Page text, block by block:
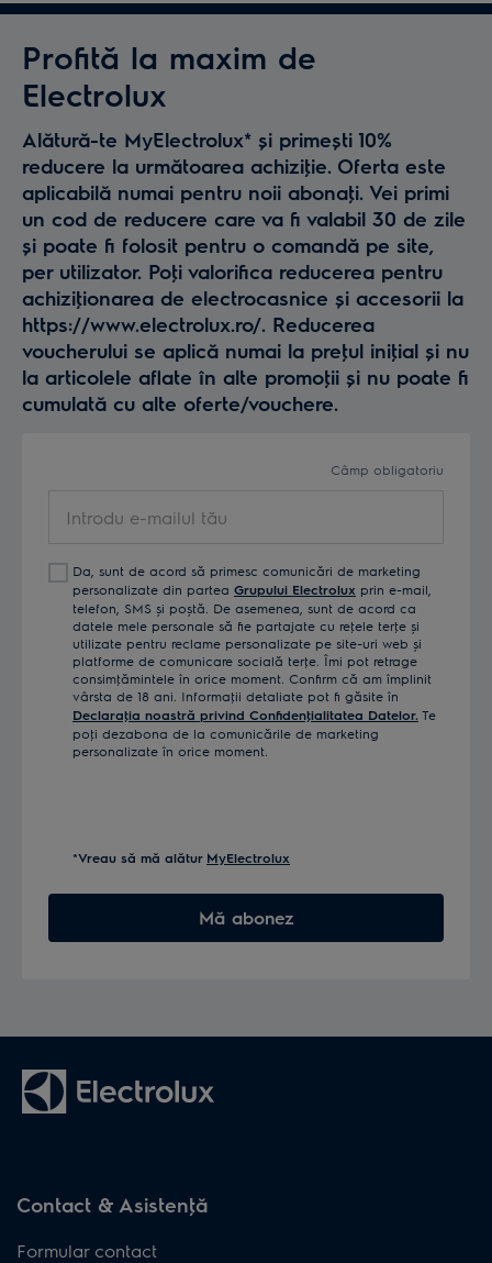
Profită la maxim de
Electrolux
Alătură-te MyElectrolux* și primești 10%
reducere la următoarea achiziţie. Oferta este
aplicabilă numai pentru noii abonaţi. Vei primi
un cod de reducere care va fi valabil 30 de zile
și poate fi folosit pentru o comandă pe site,
per utilizator. Poţi valorifica reducerea pentru
achiziţionarea de electrocasnice și accesorii la
https://www.electrolux.ro/. Reducerea
voucherului se aplică numai la preţul iniţial și nu
la articolele aflate în alte promoţii și nu poate fi
cumulată cu alte oferte/vouchere.
Câmp obligatoriu
tău Da, sunt de acord să primesc comunicări de marketing
personalizate din partea Grupului Electrolux prin e-mail,
telefon, SMS și poștă. De asemenea, sunt de acord ca
datele mele personale să fie partajate cu reţele terţe și
utilizate pentru reclame personalizate pe site-uri web și
platforme de comunicare socială terţe. Îmi pot retrage
consimţămintele în orice moment. Confirm că am împlinit
vârsta de 18 ani. Informaţii detaliate pot fi găsite în
Declaraţia noastră privind Confidenţialitatea Datelor. Te
poţi dezabona de la comunicările de marketing
personalizate în orice moment.
*Vreau să mă alătur MyElectrolux
Mă abonez
Contact & Asistenţă
Formular contact